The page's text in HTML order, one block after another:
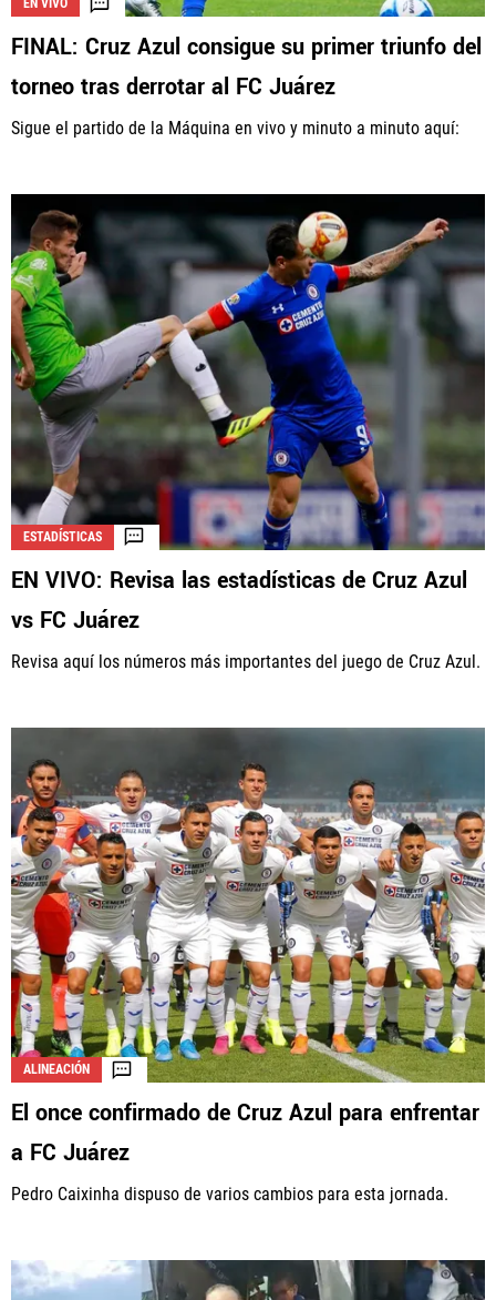
La aceptación de una de las ofertas presentadas en esta página
puede dar lugar a un pago a
Vamos Azul
. Este pago puede influir en
cómo y dónde aparecen los operadores de juego en la página y en el
EN VIVO
FINAL: Cruz Azul consigue su primer triunfo del
torneo tras derrotar al FC Juárez
Sigue el partido de la Máquina en vivo y minuto a minuto aquí:
ESTADÍSTICAS
EN VIVO: Revisa las estadísticas de Cruz Azul
vs FC Juárez
Revisa aquí los números más importantes del juego de Cruz Azul.
ALINEACIÓN
El once confirmado de Cruz Azul para enfrentar
a FC Juárez
Pedro Caixinha dispuso de varios cambios para esta jornada.